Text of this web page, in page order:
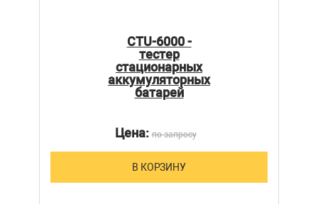
CTU-6000 -
тестер
стационарных
аккумуляторных
батарей
Цена:по запросу
В КОРЗИНУ